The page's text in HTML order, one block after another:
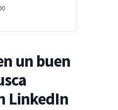
un buen
LinkedIn